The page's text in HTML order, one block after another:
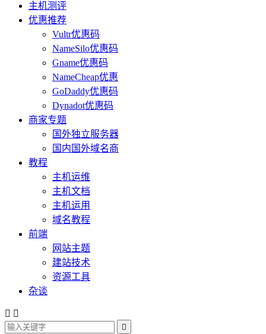
主机测评
优惠推荐
Vultr优惠码
NameSilo优惠码
Gname优惠码
NameCheap优惠
GoDaddy优惠码
Dynadot优惠码
商家专题
国外独立服务器
国内国外域名商
教程
主机运维
主机文档
主机运用
域名教程
前端
网站主题
建站技术
资源工具
杂谈
 
